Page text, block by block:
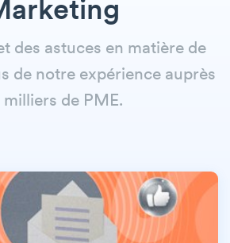
des astuces en matière de
de notre expérience auprès
milliers de PME.